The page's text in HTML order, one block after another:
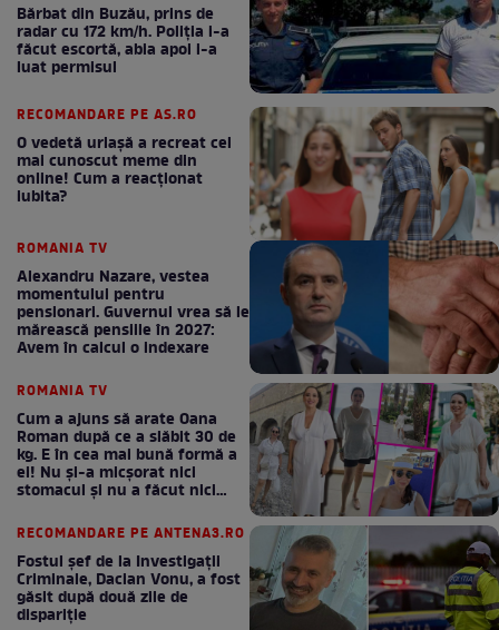
Bărbat din Buzău, prins de
radar cu 172 km/h. Poliţia i-a
făcut escortă, abia apoi i-a
luat permisul
RECOMANDARE PE AS.RO
O vedetă uriașă a recreat cel
mai cunoscut meme din
online! Cum a reacționat
iubita?
ROMANIA TV
Alexandru Nazare, vestea
momentului pentru
pensionari. Guvernul vrea să le
mărească pensiile în 2027:
Avem în calcul o indexare
ROMANIA TV
Cum a ajuns să arate Oana
Roman după ce a slăbit 30 de
kg. E în cea mai bună formă a
ei! Nu și-a micșorat nici
stomacul și nu a făcut nici
RECOMANDARE PE ANTENA3.RO
Fostul șef de la Investigații
Criminale, Dacian Vonu, a fost
găsit după două zile de
dispariţie